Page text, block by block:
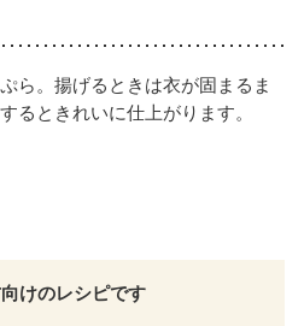
ら。揚げるときは衣が固まるま
るときれいに仕上がります。
けのレシピです